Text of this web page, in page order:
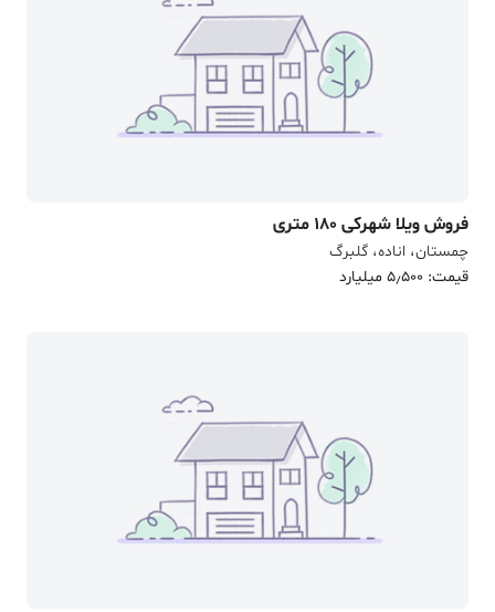
فروش ویلا شهرکی 180 متری
چمستان، اناده، گلبرگ
قیمت: 5٫500 میلیارد